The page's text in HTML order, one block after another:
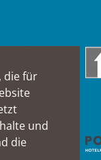
die für
und
die